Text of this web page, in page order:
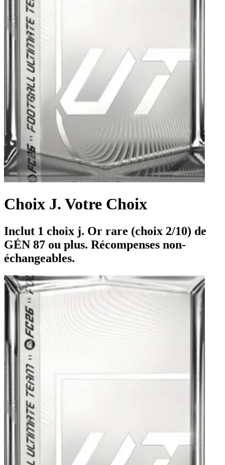
Choix J. Votre Choix
Inclut 1 choix j. Or rare (choix 2/10) de
GÉN 87 ou plus. Récompenses non-
échangeables.